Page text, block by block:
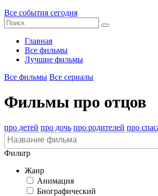
Все события сегодня
Главная
Все фильмы
Лучшие фильмы
Все фильмы Все сериалы
Фильмы про отцов
про детей про дочь про родителей про
Фильтр
Жанр
Анимация
Биографический